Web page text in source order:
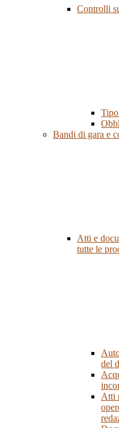
Controlli
Bandi di gara e
Atti e
tutte le
del
Atti